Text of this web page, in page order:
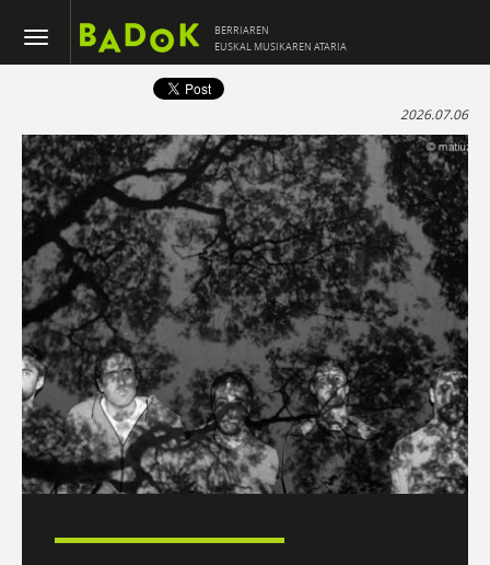
BERRIAREN
EUSKAL MUSIKAREN ATARIA
2026.07.06